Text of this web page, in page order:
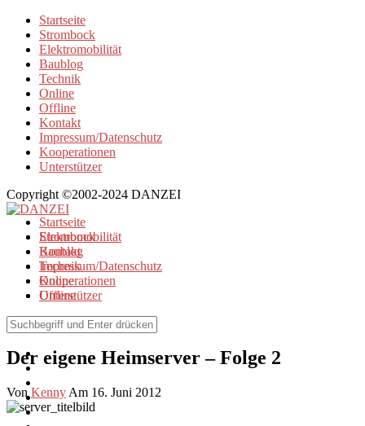
Startseite
Strombock
Elektromobilität
Baublog
Technik
Online
Offline
Kontakt
Impressum/Datenschutz
Kooperationen
Unterstützer
Copyright ©2002-2024 DANZEI
Startseite
Strombock
Kontakt
Impressum/Datenschutz
Kooperationen
Unterstützer
Elektromobilität
Baublog
Technik
Online
Offline
Technik
Der eigene Heimserver – Folge 2
Von Kenny Am 16. Juni 2012